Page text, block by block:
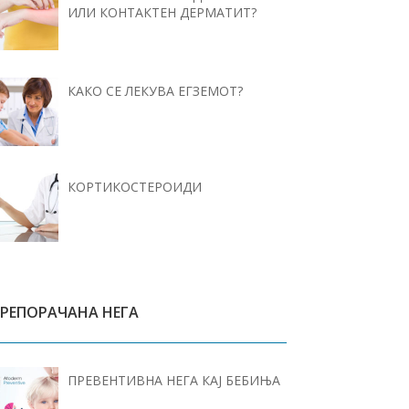
ИЛИ КОНТАКТЕН ДЕРМАТИТ?
КАКО СЕ ЛЕКУВА ЕГЗЕМОТ?
КОРТИКОСТЕРОИДИ
НЕГА
ПРЕВЕНТИВНА НЕГА КАЈ БЕБИЊА